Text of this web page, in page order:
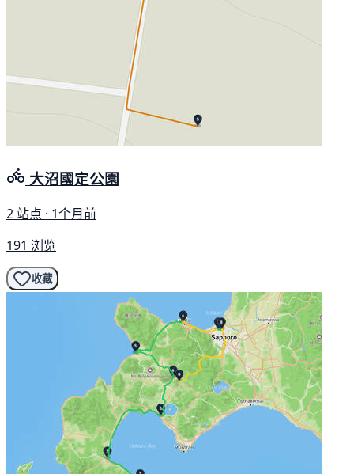
大沼國定公園
2 站点 · 1个月前
191 浏览
收藏